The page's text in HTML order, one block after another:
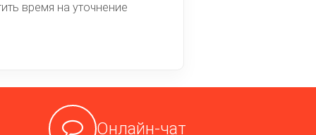
время на уточнение
Онлайн-чат